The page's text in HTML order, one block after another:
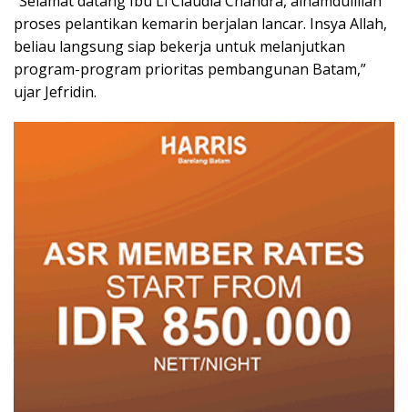
proses pelantikan kemarin berjalan lancar. Insya Allah,
beliau langsung siap bekerja untuk melanjutkan
program-program prioritas pembangunan Batam,”
ujar Jefridin.